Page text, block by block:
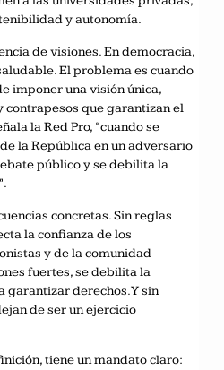
y autonomía.
de visiones. En democracia,
El problema es cuando
imponer una visión única,
contrapesos que garantizan el
la Red Pro, “cuando se
la República en un adversario
público y se debilita la
concretas. Sin reglas
la confianza de los
y de la comunidad
fuertes, se debilita la
garantizar derechos. Y sin
de ser un ejercicio
tiene un mandato claro: